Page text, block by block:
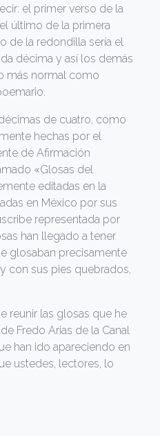
el primer verso de la
último de la primera
de la redondilla sería el
décima y así los demás
más normal como
de cuatro, como
hechas por el
de Afirmación
«Glosas del
editadas en la
en México por sus
representada por
han llegado a tener
glosaban precisamente
con sus pies quebrados,
reunir las glosas que he
Fredo Arias de la Canal
han ido apareciendo en
ustedes, lectores, lo